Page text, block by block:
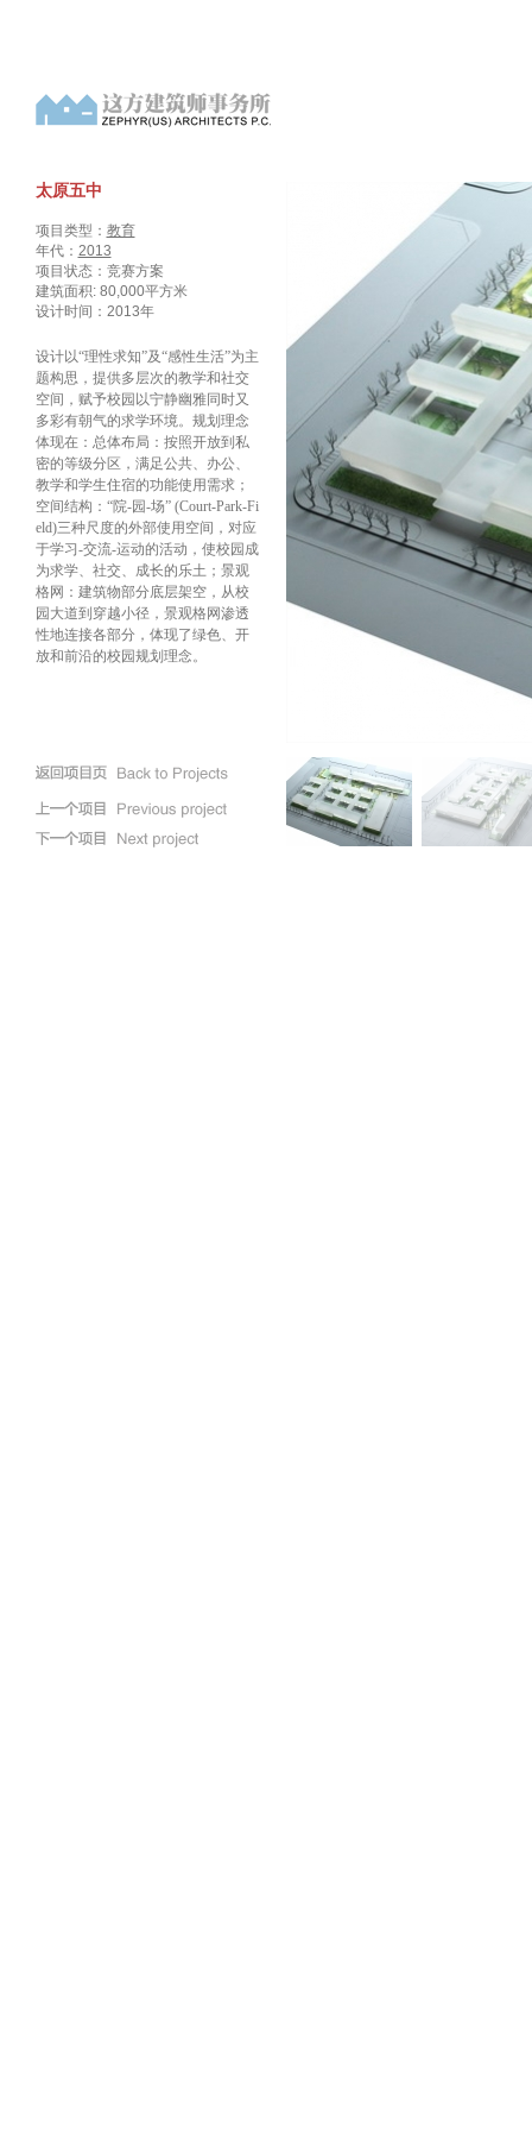
太原五中
项目类型： 教育
年代： 2013
项目状态：竞赛方案
建筑面积: 80,000平方米
设计时间：2013年
设计以“理性求知”及“感性生活”为主
题构思，提供多层次的教学和社交
空间，赋予校园以宁静幽雅同时又
多彩有朝气的求学环境。规划理念
体现在：总体布局：按照开放到私
密的等级分区，满足公共、办公、
教学和学生住宿的功能使用需求；
空间结构：“院-园-场” (Court-Park-Fi
eld)三种尺度的外部使用空间，对应
于学习-交流-运动的活动，使校园成
为求学、社交、成长的乐土；景观
格网：建筑物部分底层架空，从校
园大道到穿越小径，景观格网渗透
性地连接各部分，体现了绿色、开
放和前沿的校园规划理念。